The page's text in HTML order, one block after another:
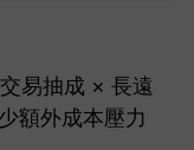
易抽成 × 長遠
額外成本壓力